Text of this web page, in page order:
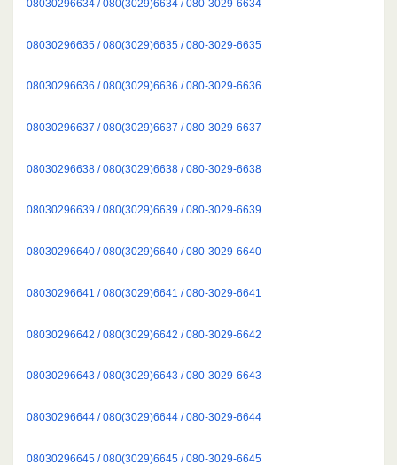
08030296634 / 080(3029)6634 / 080-3029-6634
08030296635 / 080(3029)6635 / 080-3029-6635
08030296636 / 080(3029)6636 / 080-3029-6636
08030296637 / 080(3029)6637 / 080-3029-6637
08030296638 / 080(3029)6638 / 080-3029-6638
08030296639 / 080(3029)6639 / 080-3029-6639
08030296640 / 080(3029)6640 / 080-3029-6640
08030296641 / 080(3029)6641 / 080-3029-6641
08030296642 / 080(3029)6642 / 080-3029-6642
08030296643 / 080(3029)6643 / 080-3029-6643
08030296644 / 080(3029)6644 / 080-3029-6644
08030296645 / 080(3029)6645 / 080-3029-6645